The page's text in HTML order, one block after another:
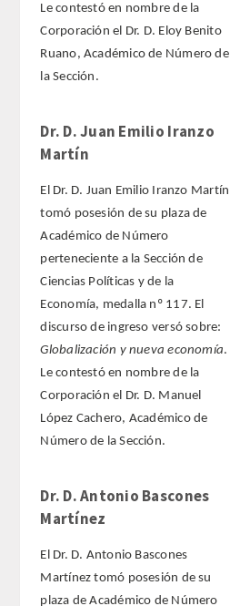
NOTAS DE PRENSA
Le contestó en nombre de la
Corporación el Dr. D. Eloy Benito
Ruano, Académico de Número de
la Sección.
Dr. D. Juan Emilio Iranzo
Martín
El Dr. D. Juan Emilio Iranzo Martín
tomó posesión de su plaza de
Académico de Número
perteneciente a la Sección de
Ciencias Políticas y de la
Economía, medalla nº 117. El
discurso de ingreso versó sobre:
Globalización y nueva economía.
Le contestó en nombre de la
Corporación el Dr. D. Manuel
López Cachero, Académico de
Número de la Sección.
Dr. D. Antonio Bascones
Martínez
El Dr. D. Antonio Bascones
Martínez tomó posesión de su
plaza de Académico de Número